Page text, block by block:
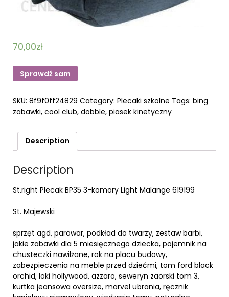
70,00zł
Sprawdź sam
SKU: 8f9f0ff24829 Category: Plecaki szkolne Tags: bing
zabawki, cool club, dobble, piasek kinetyczny
Description
Description
St.right Plecak BP35 3-komory Light Malange 619199
St. Majewski
sprzęt agd, parowar, podkład do twarzy, zestaw barbi,
jakie zabawki dla 5 miesięcznego dziecka, pojemnik na
chusteczki nawilżane, rok na placu budowy,
zabezpieczenia na meble przed dziećmi, tom ford black
orchid, loki hollywood, azzaro, seweryn zaorski tom 3,
kurtka jeansowa oversize, marvel ubrania, ręcznik